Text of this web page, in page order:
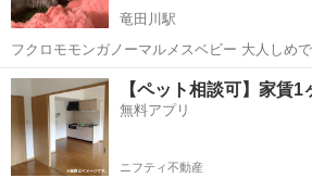
竜田川駅
フクロモモンガノーマルメスベビー 大人しめです😊 ハンドリング可能
なので 今後懐いてくれると思います😊 離乳してますので 即お迎え可
能です！ お問い合わせお待ちしております🙇‍♀️
奈良 生駒郡 竜田川駅 ペットショ
【ペット相談可】家賃1
無料アプリ
ニフティ不動産